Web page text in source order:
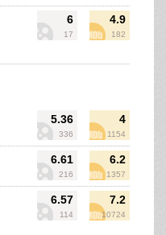
6
17
4.9
182
5.36
336
4
1154
6.61
216
6.2
1357
6.57
114
7.2
10724